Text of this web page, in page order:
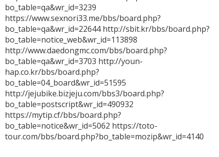
bo_table=qa&wr_id=3239
https://www.sexnori33.me/bbs/board.php?
bo_table=qa&wr_id=22644 http://sbit.kr/bbs/board.php?
bo_table=notice_web&wr_id=113898
http://www.daedongmc.com/bbs/board.php?
bo_table=qa&wr_id=3703 http://youn-
hap.co.kr/bbs/board.php?
bo_table=04_board&wr_id=51595
http://jejubike.bizjeju.com/bbs3/board.php?
bo_table=postscript&wr_id=490932
https://mytip.cf/bbs/board.php?
bo_table=notice&wr_id=5062 https://toto-
tour.com/bbs/board.php?bo_table=mozip&wr_id=4140